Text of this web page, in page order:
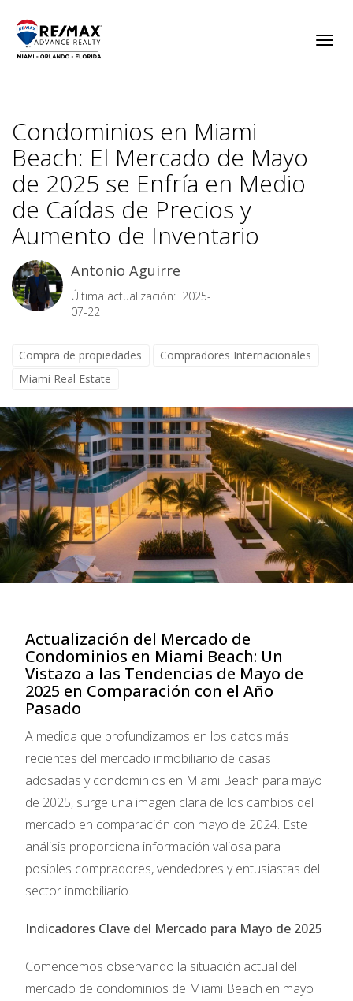
Condominios en Miami
Beach: El Mercado de Mayo
de 2025 se Enfría en Medio
de Caídas de Precios y
Aumento de Inventario
Antonio Aguirre
Última actualización: 2025-
07-22
Compra de propiedades
Compradores Internacionales
Miami Real Estate
Actualización del Mercado de
Condominios en Miami Beach: Un
Vistazo a las Tendencias de Mayo de
2025 en Comparación con el Año
Pasado
A medida que profundizamos en los datos más
recientes del mercado inmobiliario de casas
adosadas y condominios en Miami Beach para mayo
de 2025, surge una imagen clara de los cambios del
mercado en comparación con mayo de 2024. Este
análisis proporciona información valiosa para
posibles compradores, vendedores y entusiastas del
sector inmobiliario.
Indicadores Clave del Mercado para Mayo de 2025
Comencemos observando la situación actual del
mercado de condominios de Miami Beach en mayo